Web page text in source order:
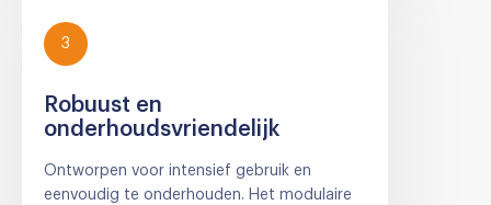
3
Robuust en
onderhoudsvriendelijk
Ontworpen voor intensief gebruik en
eenvoudig te onderhouden. Het modulaire